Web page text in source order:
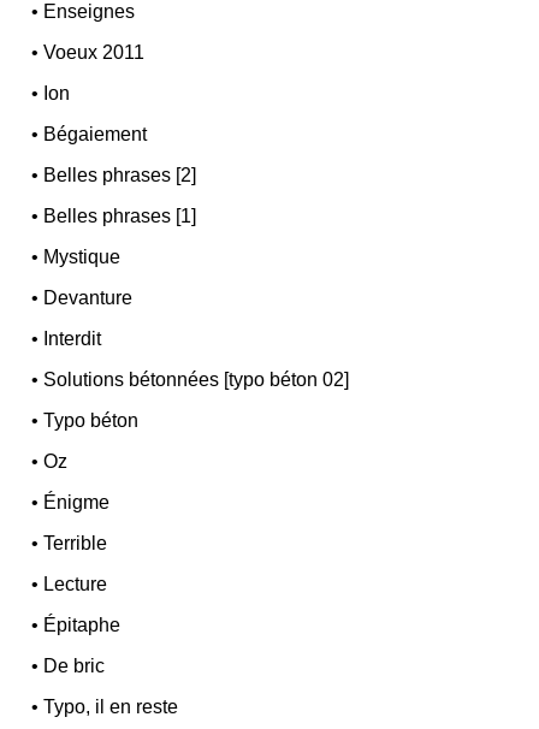
• Enseignes
•Voeux 2011
• Ion
• Bégaiement
• Belles phrases [2]
• Belles phrases [1]
• Mystique
• Devanture
• Interdit
• Solutions bétonnées [typo béton 02]
•Typo béton
•Oz
• Énigme
•Terrible
• Lecture
• Épitaphe
• De bric
•Typo, il en reste